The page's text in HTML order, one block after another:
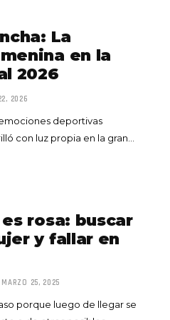
La
en la
2026
2026
deportivas
con luz propia en la gran…
rosa: buscar
y fallar en
25, 2025
porque luego de llegar se
Totó la Momposina: el
adiós a la gran
MAYO 21, 2026